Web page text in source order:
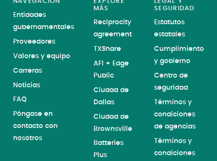
Entidades
gubernamentales
Proveedores
Valores y equipo
Carreras
Noticias
FAQ
Póngase en
contacto con
nosotros
MÁS
Reciprocity
agreement
TXShare
AFI + Edge
Public
Ciudad de
Dallas
Ciudad de
Brownsville
Batteries
Plus
SEGURIDAD
Estatutos
estatales
Cumplimiento
y gobierno
Centro de
seguridad
Términos y
condiciones
de agencias
Términos y
condiciones